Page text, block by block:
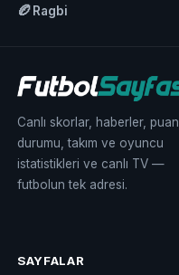
🏉 Ragbi
Canlı skorlar, haberler, puan
durumu, takım ve oyuncu
istatistikleri ve canlı TV —
futbolun tek adresi.
SAYFALAR